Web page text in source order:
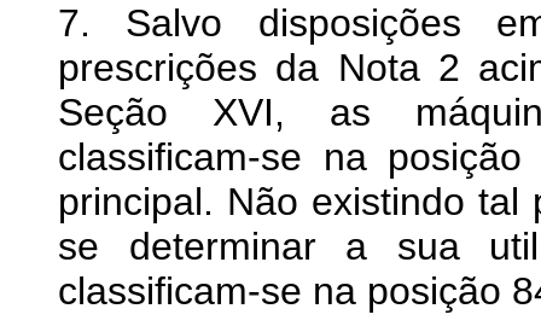
7. Salvo disposições
prescrições da Nota 2
Seção XVI, as
classificam-se na
principal. Não existindo tal
se determinar a sua
classificam-se na posição